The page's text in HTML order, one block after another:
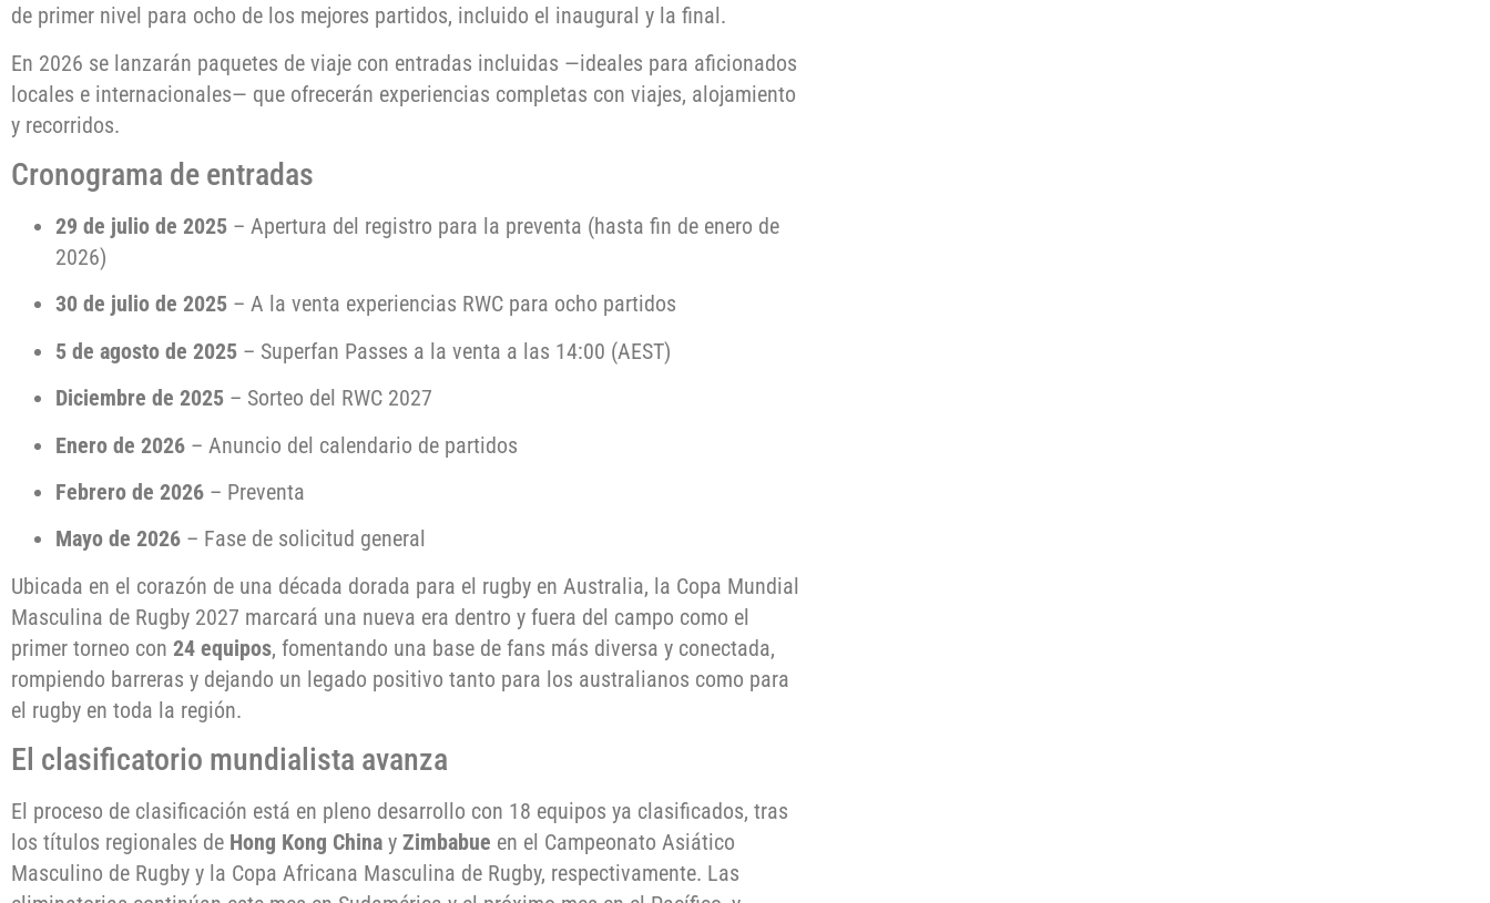
de primer nivel para ocho de los mejores partidos, incluido el inaugural y la final.
En 2026 se lanzarán paquetes de viaje con entradas incluidas —ideales para aficionados
locales e internacionales— que ofrecerán experiencias completas con viajes, alojamiento
y recorridos.
Cronograma de entradas
29 de julio de 2025 – Apertura del registro para la preventa (hasta fin de enero de
2026)
30 de julio de 2025 – A la venta experiencias RWC para ocho partidos
5 de agosto de 2025 – Superfan Passes a la venta a las 14:00 (AEST)
Diciembre de 2025 – Sorteo del RWC 2027
Enero de 2026 – Anuncio del calendario de partidos
Febrero de 2026 – Preventa
Mayo de 2026 – Fase de solicitud general
Ubicada en el corazón de una década dorada para el rugby en Australia, la Copa Mundial
Masculina de Rugby 2027 marcará una nueva era dentro y fuera del campo como el
primer torneo con 24 equipos, fomentando una base de fans más diversa y conectada,
rompiendo barreras y dejando un legado positivo tanto para los australianos como para
el rugby en toda la región.
El clasificatorio mundialista avanza
El proceso de clasificación está en pleno desarrollo con 18 equipos ya clasificados, tras
los títulos regionales de Hong Kong China y Zimbabue en el Campeonato Asiático
Masculino de Rugby y la Copa Africana Masculina de Rugby, respectivamente. Las